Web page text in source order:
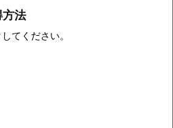
方法
てください。